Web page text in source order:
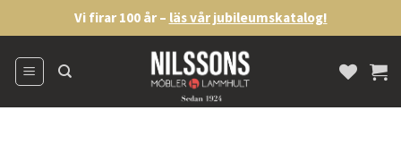
to
content
Vi firar 100 år – läs vår jubileumskatalog!